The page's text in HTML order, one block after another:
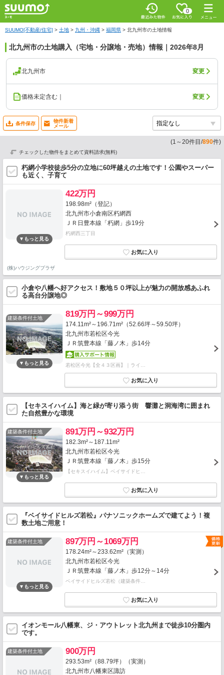
0
SUUMO[不動産/住宅] > 土地 > 九州・沖縄 > 福岡県 > 北九州市の土地情報
北九州市の土地購入（宅地・分譲地・売地）情報｜2026年8月
北九州市 変更
価格未定含む｜ 変更
条件保存
物件新着
メール
(1 ～20件目/890件)
チェックした物件をまとめて資料請求(無料)
朽網小学校徒歩5分の立地に60坪越えの土地です！公園やスーパー
も近く、子育て
422万円
198.98m²（登記）
北九州市小倉南区朽網西
ＪＲ日豊本線「朽網」歩19分
朽網西三丁目
(株)ハウジングプラザ
小倉や八幡へ好アクセス！敷地５０坪以上が魅力の開放感あふれ
る高台分譲地◎
建築条件付土地 819万円～999万円
174.11m²～196.71m²（52.66坪～59.50坪）
北九州市若松区今光
ＪＲ筑豊本線「藤ノ木」歩14分
若松区今光【全４３区画】｜ライ…
【セキスイハイム】海と緑が寄り添う街 響灘と洞海湾に囲まれ
た自然豊かな環境
建築条件付土地 891万円～932万円
182.3m²～187.11m²
北九州市若松区今光
ＪＲ筑豊本線「藤ノ木」歩15分
【セキスイハイム】ベイサイドヒ…
『ベイサイドヒルズ若松』パナソニックホームズで建てよう！複
数土地ご用意！
建築条件付土地 897万円～1069万円
178.24m²～233.62m²（実測）
北九州市若松区今光
ＪＲ筑豊本線「藤ノ木」歩12分～14分
ベイサイドヒルズ若松（建築条件…
イオンモール八幡東、ジ・アウトレット北九州まで徒歩10分圏内
です。
建築条件付土地 900万円
293.53m²（88.79坪）（実測）
北九州市八幡東区諏訪